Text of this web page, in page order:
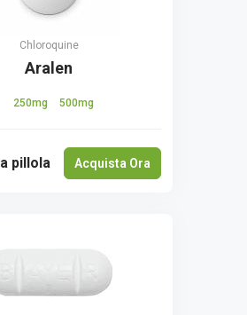
Chloroquine
Aralen
250mg 500mg
a pillola Acquista Ora